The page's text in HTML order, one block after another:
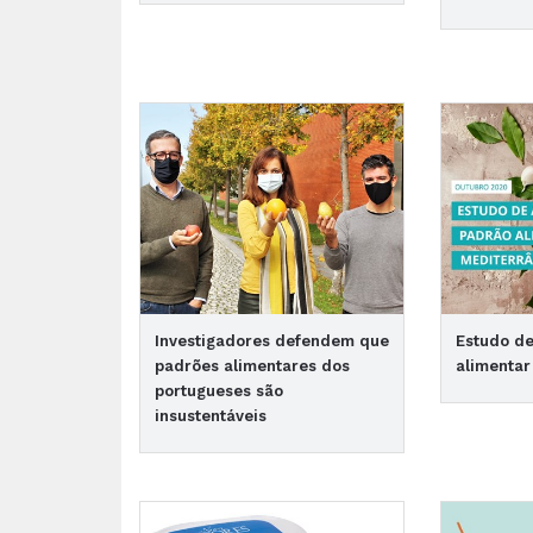
Investigadores defendem que
padrões alimentares dos
portugueses são
insustentáveis
Estudo